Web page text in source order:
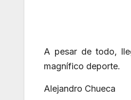
A pesar de todo,
magnífico deporte.
Alejandro Chueca